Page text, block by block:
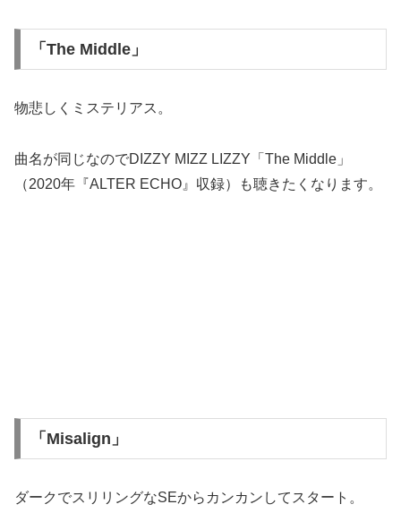
「The Middle」
物悲しくミステリアス。
曲名が同じなのでDIZZY MIZZ LIZZY「The Middle」
（2020年『ALTER ECHO』収録）も聴きたくなります。
「Misalign」
ダークでスリリングなSEからカンカンしてスタート。